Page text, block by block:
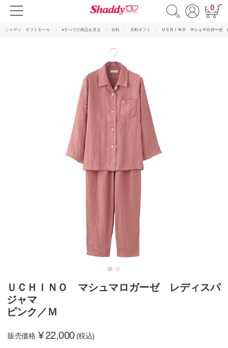
0
シャディ ギフトモール ●すべての商品を見る 衣料 衣料ギフト ＵＣＨＩＮＯ マシュマロガーゼ
ＵＣＨＩＮＯ マシュマロガーゼ レディスパ
ジャマ
ピンク／Ｍ
販売価格 ¥22,000 (税込)